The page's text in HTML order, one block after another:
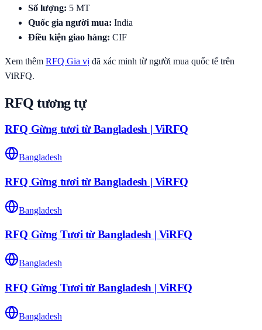
Số lượng: 5 MT
Quốc gia người mua: India
Điều kiện giao hàng: CIF
Xem thêm RFQ Gia vị đã xác minh từ người mua quốc tế trên
ViRFQ.
RFQ tương tự
RFQ Gừng tươi từ Bangladesh | ViRFQ
Bangladesh
RFQ Gừng tươi từ Bangladesh | ViRFQ
Bangladesh
RFQ Gừng Tươi từ Bangladesh | ViRFQ
Bangladesh
RFQ Gừng Tươi từ Bangladesh | ViRFQ
Bangladesh